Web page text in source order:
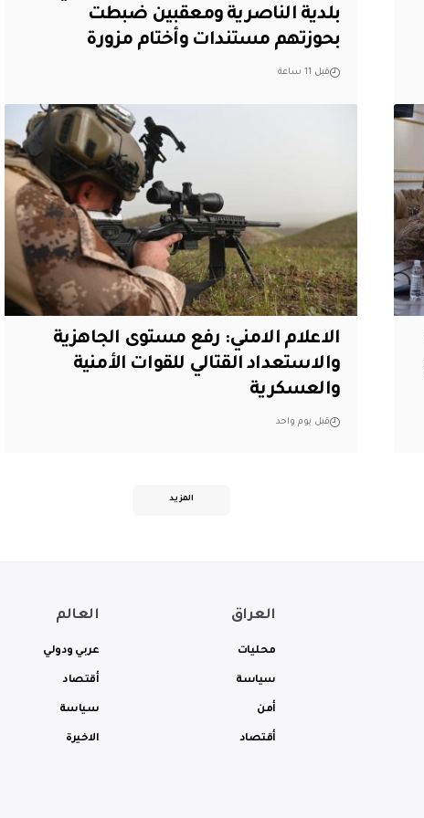
بلدية الناصرية ومعقبين ضبطت
بحوزتهم مستندات وأختام مزورة
قبل 11 ساعة
الاعلام الامني: رفع مستوى الجاهزية
والاستعداد القتالي للقوات الأمنية
والعسكرية
قبل يوم واحد
المزيد
العراق
محليات
سياسة
أمن
أقتصاد
العالم
عربي ودولي
أقتصاد
سياسة
الاخيرة